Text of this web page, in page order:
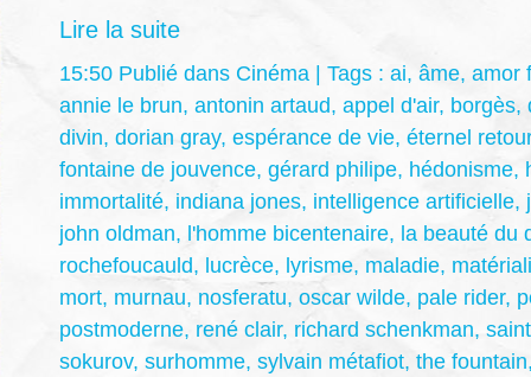
Lire la suite
15:50 Publié dans Cinéma | Tags : ai, âme, amor
annie le brun, antonin artaud, appel d'air, borgès,
divin, dorian gray, espérance de vie, éternel retour
fontaine de jouvence, gérard philipe, hédonisme,
immortalité, indiana jones, intelligence artificielle,
john oldman, l'homme bicentenaire, la beauté du
rochefoucauld, lucrèce, lyrisme, maladie,
mort, murnau, nosferatu, oscar wilde, pale rider,
postmoderne, rené clair, richard schenkman,
sokurov, surhomme, sylvain métafiot, the fountain